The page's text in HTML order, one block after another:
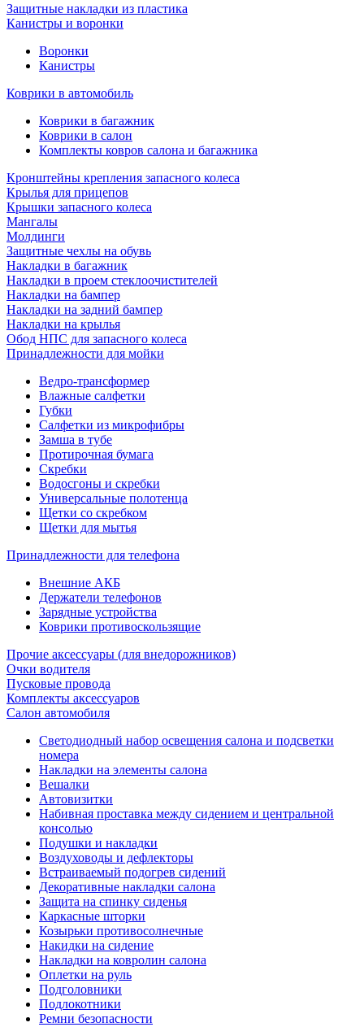
Защитные накладки из пластика
Канистры и воронки
Воронки
Канистры
Коврики в автомобиль
Коврики в багажник
Коврики в салон
Комплекты ковров салона и багажника
Кронштейны крепления запасного колеса
Крылья для прицепов
Крышки запасного колеса
Мангалы
Молдинги
Защитные чехлы на обувь
Накладки в багажник
Накладки в проем стеклоочистителей
Накладки на бампер
Накладки на задний бампер
Накладки на крылья
Обод НПС для запасного колеса
Принадлежности для мойки
Ведро-трансформер
Влажные салфетки
Губки
Салфетки из микрофибры
Замша в тубе
Протирочная бумага
Скребки
Водосгоны и скребки
Универсальные полотенца
Щетки со скребком
Щетки для мытья
Принадлежности для телефона
Внешние АКБ
Держатели телефонов
Зарядные устройства
Коврики противоскользящие
Прочие аксессуары (для внедорожников)
Очки водителя
Пусковые провода
Комплекты аксессуаров
Салон автомобиля
Светодиодный набор освещения салона и подсветки
номера
Накладки на элементы салона
Вешалки
Автовизитки
Набивная проставка между сидением и центральной
консолью
Подушки и накладки
Воздуховоды и дефлекторы
Встраиваемый подогрев сидений
Декоративные накладки салона
Защита на спинку сиденья
Каркасные шторки
Козырьки противосолнечные
Накидки на сидение
Накладки на ковролин салона
Оплетки на руль
Подголовники
Подлокотники
Ремни безопасности